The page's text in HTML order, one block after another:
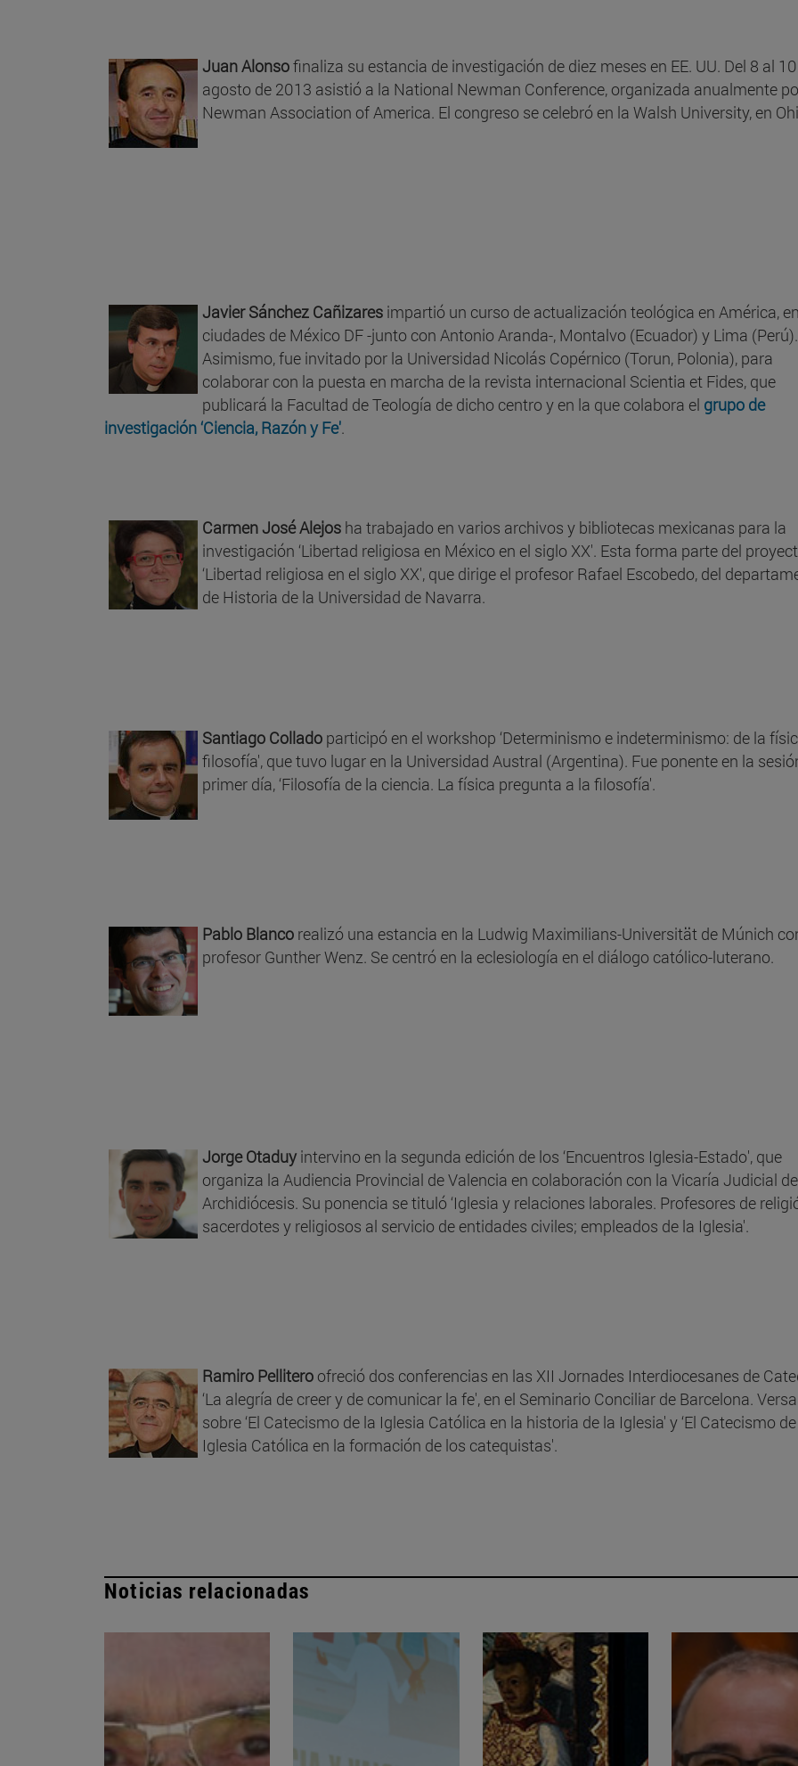
Juan Alonsofinaliza su estancia de investigación de diez meses en EE. UU. Del 8 al
agosto de 2013 asistió a la National Newman Conference, organizada anualmente
Newman Association of America. El congreso se celebró en la Walsh University, en
Javier Sánchez Cañizares impartió un curso de actualización teológica en América,
ciudades de México DF -junto con Antonio Aranda-, Montalvo (Ecuador) y Lima (Perú).
Asimismo, fue invitado por la Universidad Nicolás Copérnico (Torun, Polonia), para
colaborar con la puesta en marcha de la revista internacional Scientia et Fides, que
publicará la Facultad de Teología de dicho centro y en la que colabora el grupo de
investigación ‘Ciencia, Razón y Fe'.
Carmen José Alejos ha trabajado en varios archivos y bibliotecas mexicanas para la
investigación ‘Libertad religiosa en México en el siglo XX'. Esta forma parte del
‘Libertad religiosa en el siglo XX', que dirige el profesor Rafael Escobedo, del
de Historia de la Universidad de Navarra.
Santiago Collado participó en el workshop ‘Determinismo e indeterminismo: de la
filosofía', que tuvo lugar en la Universidad Austral (Argentina). Fue ponente en la
primer día, ‘Filosofía de la ciencia. La física pregunta a la filosofía'.
Pablo Blanco realizó una estancia en la Ludwig Maximilians-Universität de Múnich
profesor Gunther Wenz. Se centró en la eclesiología en el diálogo católico-luterano.
Jorge Otaduyintervino en la segunda edición de los ‘Encuentros Iglesia-Estado', que
organiza la Audiencia Provincial de Valencia en colaboración con la Vicaría Judicial
Archidiócesis. Su ponencia se tituló ‘Iglesia y relaciones laborales. Profesores de
sacerdotes y religiosos al servicio de entidades civiles; empleados de la Iglesia'.
Ramiro Pellitero ofreció dos conferencias en las XII Jornades Interdiocesanes de
‘La alegría de creer y de comunicar la fe', en el Seminario Conciliar de Barcelona.
sobre ‘El Catecismo de la Iglesia Católica en la historia de la Iglesia' y ‘El Catecismo
Iglesia Católica en la formación de los catequistas'.
Noticias relacionadas